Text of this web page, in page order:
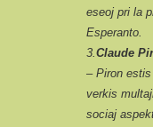
eseoj pri la
Esperanto.
3.Claude
– Piron
verkis
sociaj